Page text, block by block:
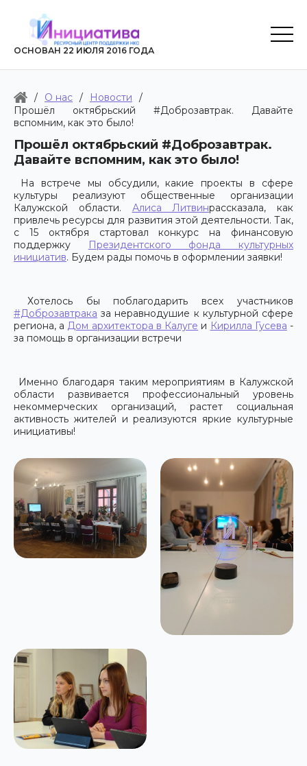
ОСНОВАН 22 ИЮЛЯ 2016 ГОДА
/ О нас / Новости
/
Прошёл октябрьский #Доброзавтрак. Давайте
вспомним, как это было!
Прошёл октябрьский #Доброзавтрак.
Давайте вспомним, как это было!
На встрече мы обсудили, какие проекты в сфере
культуры реализуют общественные организации
Калужской области. Алиса Литвинрассказала, как
привлечь ресурсы для развития этой деятельности. Так,
с 15 октября стартовал конкурс на финансовую
поддержку
Президентского фонда культурных
инициатив. Будем рады помочь в оформлении заявки!
Хотелось бы поблагодарить всех участников
#Доброзавтрака за неравнодушие к культурной сфере
региона, а Дом архитектора в Калуге и Кирилла Гусева -
за помощь в организации встречи
Именно благодаря таким мероприятиям в Калужской
области развивается профессиональный уровень
некоммерческих организаций, растет социальная
активность жителей и реализуются яркие культурные
инициативы!